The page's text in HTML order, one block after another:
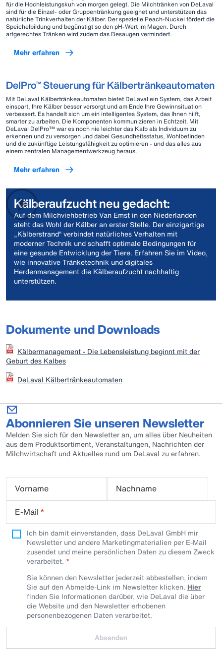
für die Hochleistungskuh von morgen gelegt. Die Milchtränken von DeLaval
sind für die Einzel- oder Gruppentränkung geeignet und unterstützen das
natürliche Trinkverhalten der Kälber. Der spezielle Peach-Nuckel fördert die
Speichelbildung und begünstigt so den pH-Wert im Magen. Durch
artgerechtes Tränken wird zudem das Besaugen vermindert.
Mehr erfahren
DelPro™ Steuerung für Kälbertränkeautomaten
Mit DeLaval Kälbertränkeautomaten bietet DeLaval ein System, das Arbeit
einspart, Ihre Kälber besser versorgt und am Ende Ihre Gewinnsituation
verbessert. Es handelt sich um ein intelligentes System, das Ihnen hilft,
smarter zu arbeiten. Die Komponenten kommunizieren in Echtzeit. Mit
DeLaval DelPro™ war es noch nie leichter das Kalb als Individuum zu
erkennen und zu versorgen und dabei Gesundheitsstatus, Wohlbefinden
und die zukünftige Leistungsfähigkeit zu optimieren - und das alles aus
einem zentralen Managementwerkzeug heraus.
Mehr erfahren
Kälberaufzucht neu gedacht:
Auf dem Milchviehbetrieb Van Emst in den Niederlanden
steht das Wohl der Kälber an erster Stelle. Der einzigartige
„Kälberstrand“ verbindet natürliches Verhalten mit
moderner Technik und schafft optimale Bedingungen für
eine gesunde Entwicklung der Tiere. Erfahren Sie im Video,
wie innovative Tränketechnik und digitales
Herdenmanagement die Kälberaufzucht nachhaltig
unterstützen.
Dokumente und Downloads
Kälbermanagement - Die Lebensleistung beginnt mit der
Geburt des Kalbes
DeLaval Kälbertränkeautomaten
Abonnieren Sie unseren Newsletter
Melden Sie sich für den Newsletter an, um alles über Neuheiten
aus dem Produktsortiment, Veranstaltungen, Nachrichten der
Milchwirtschaft und Aktuelles rund um DeLaval zu erfahren.
Vorname
Nachname
E-Mail *
Ich bin damit einverstanden, dass DeLaval GmbH mir
Newsletter und andere Marketingmaterialien per E-Mail
zusendet und meine persönlichen Daten zu diesem Zweck
verarbeitet.
Sie können den Newsletter jederzeit abbestellen, indem
Sie auf den Abmelde-Link im Newsletter klicken. Hier
finden Sie Informationen darüber, wie DeLaval die über
die Website und den Newsletter erhobenen
personenbezogenen Daten verarbeitet.
Absenden